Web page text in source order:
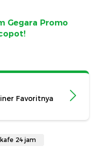
Gegara Promo
Favoritnya
kafe 24 jam